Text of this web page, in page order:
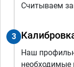
Считываем
3
Наш
необходимые